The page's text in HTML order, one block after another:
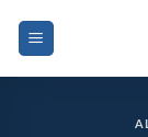
Inhalt